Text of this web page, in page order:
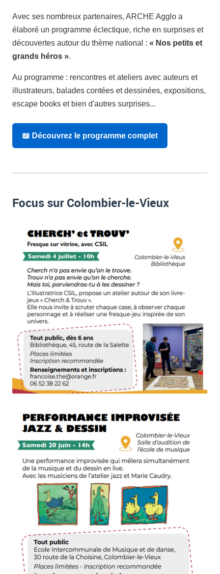
Avec ses nombreux partenaires, ARCHE Agglo a
élaboré un programme éclectique, riche en surprises et
découvertes autour du thème national : « Nos petits et
grands héros ».
Au programme : rencontres et ateliers avec auteurs et
illustrateurs, balades contées et dessinées, expositions,
escape books et bien d'autres surprises...
📖 Découvrez le programme complet
Focus sur Colombier-le-Vieux